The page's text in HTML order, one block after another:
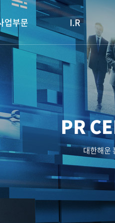
업부문 I.R
PR
대한해운